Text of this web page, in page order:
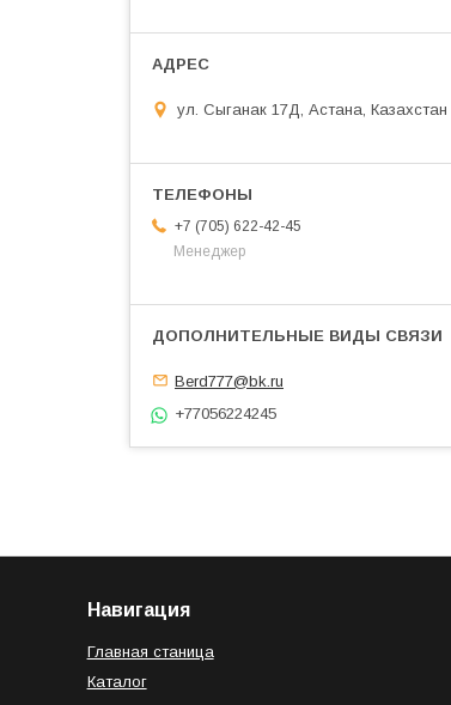
ул. Сыганак 17Д, Астана, Казахстан
+7 (705) 622-42-45
Менеджер
Berd777@bk.ru
+77056224245
Навигация
Главная станица
Каталог